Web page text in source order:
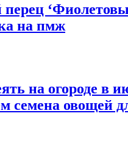
на пмж
на огороде в
семена овощей